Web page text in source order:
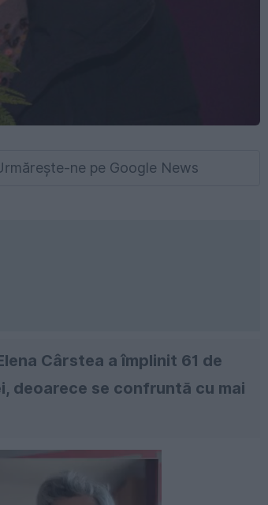
ne pe Google News
Cârstea a împlinit 61 de
deoarece se confruntă cu mai